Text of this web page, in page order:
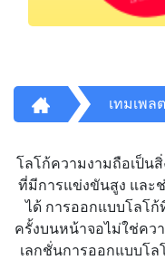
เทมเพล
โลโก้ความงามถือเป็น
ที่มีการแข่งขันสูง และ
ได้ การออกแบบโลโก้
ครั้งบนหน้าจอไม่ใช่คว
เลกชั่นการออกแบบโ